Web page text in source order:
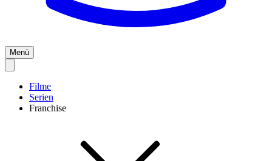
Menü
Filme
Serien
Franchise